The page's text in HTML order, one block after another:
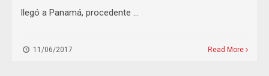
llegó a Panamá, procedente …
11/06/2017 Read More